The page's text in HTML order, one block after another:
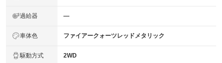
過給器 ―
車体色 ファイアークォーツレッドメタリック
駆動方式 2WD